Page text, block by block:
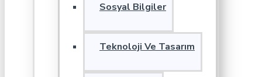
Sosyal Bilgiler
Teknoloji Ve Tasarım